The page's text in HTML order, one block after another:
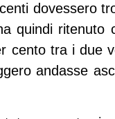
dovessero
quindi ritenuto
cento tra i due
andasse